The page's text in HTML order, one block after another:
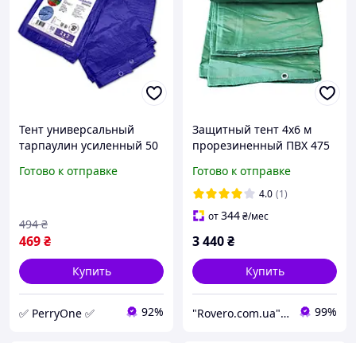
Тент универсальный
тарпаулин усиленный 50
водостойкий для укрытия
Готово к отправке
469₴
494 ₴
Купить
✅ PerryOne ✅ 92%
Защитный тент 4х6 м
прорезиненный ПВХ 475
водоустойчивый с
металлическими
люверсами
Готово к отправке
4.0 (1)
от344₴/мес
3 440₴
Купить
"Rovero.com.ua" - Интернет-магазин 99%